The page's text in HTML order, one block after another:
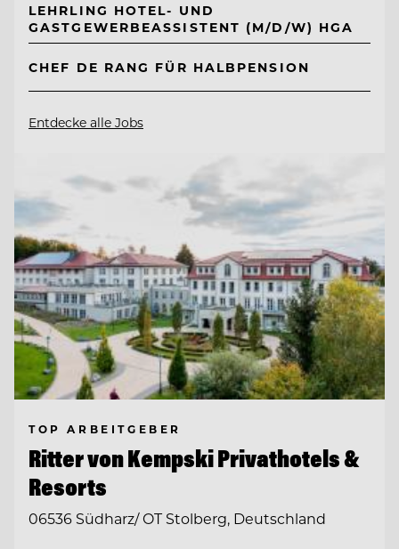
LEHRLING HOTEL- UND
GASTGEWERBEASSISTENT (M/D/W) HGA
CHEF DE RANG FÜR HALBPENSION
Entdecke alle Jobs
TOP ARBEITGEBER
Ritter von Kempski Privathotels &
Resorts
06536 Südharz/ OT Stolberg, Deutschland